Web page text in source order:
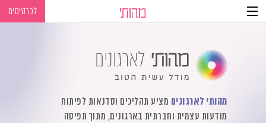
navigation
לכרטיסים
מהותי לארגונים מציע תהליכים וסדנאות לפיתוח
מודעות עצמית וחברתית בארגונים, מתוך תפיסה